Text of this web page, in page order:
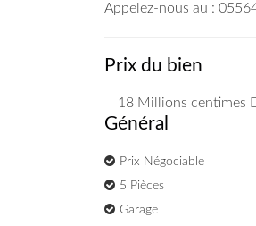
Appelez-nous au :
Prix du bien
18 Millions centimes
Général
Prix Négociable
5 Pièces
Garage